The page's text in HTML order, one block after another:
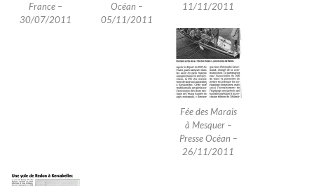
France –
30/07/2011
Océan –
05/11/2011
11/11/2011
Fée des Marais
à Mesquer –
Presse Océan –
26/11/2011